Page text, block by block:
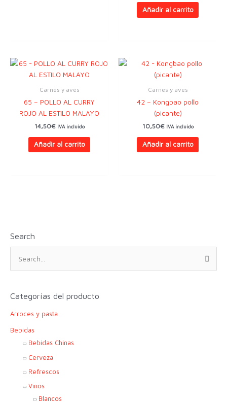
Añadir al carrito
Carnes y aves
65 – POLLO AL CURRY
ROJO AL ESTILO MALAYO
14,50€ IVA incluido
Añadir al carrito
Carnes y aves
42 – Kongbao pollo
(picante)
10,50€ IVA incluido
Añadir al carrito
Search
r
p
Categorías del producto
Arroces y pasta
Bebidas
Bebidas Chinas
Cerveza
Refrescos
Vinos
Blancos